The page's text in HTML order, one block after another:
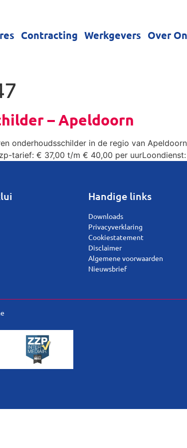
Contracting Werkgevers Over
– Apeldoorn
onderhoudsschilder in de regio van
tarief: € 37,00 t/m € 40,00 per
Handige links
Downloads
Privacyverklaring
Cookiestatement
Disclaimer
Algemene voorwaarden
Nieuwsbrief